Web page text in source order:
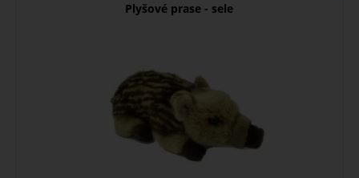
Plyšové prase - sele